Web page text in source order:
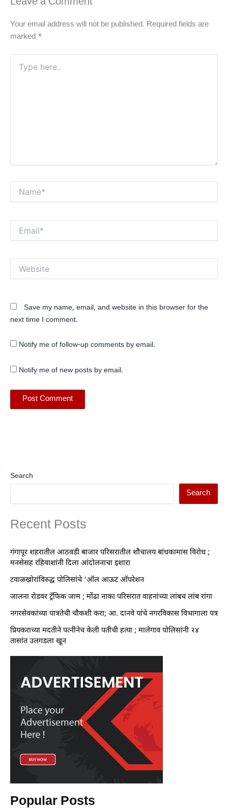
Your email address will not be published. Required fields are
marked *
here..
Save my name, email, and website in this browser for the
next time I comment.
Notify me of follow-up comments by email.
Notify me of new posts by email.
Search
Search
Recent Posts
गंगापूर शहरातील आठवडी बाजार परिसरातील शौचालय बांधकामास विरोध ;
मनसेसह रहिवाशांनी दिला आंदोलनाचा इशारा
टवाळखोरांविरुद्ध पोलिसांचे ‘ऑल आऊट ऑपरेशन
जालना रोडवर ट्रॅफिक जाम ; मोंढा नाका परिसरात वाहनांच्या लांबच लांब रांगा
नगरसेवकांच्या पात्रतेची चौकशी करा; आ. दानवे यांचे नगरविकास विभागाला पत्र
प्रियकराच्या मदतीने पत्नीनेच केली पतीची हत्या ; मालेगाव पोलिसांनी २४
तासांत उलगडला खून
Popular Posts